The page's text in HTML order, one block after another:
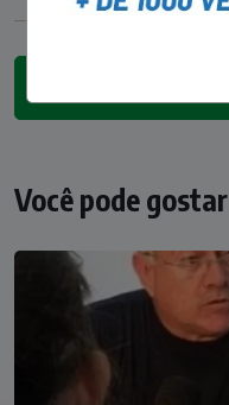
Você pode gostar